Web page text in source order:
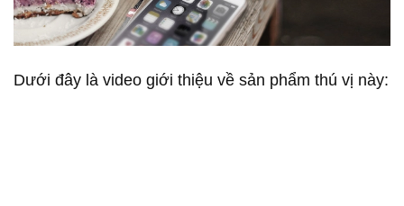
Dưới đây là video giới thiệu về sản phẩm thú vị này: